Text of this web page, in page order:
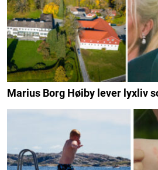
Marius Borg Høiby lever lyxliv